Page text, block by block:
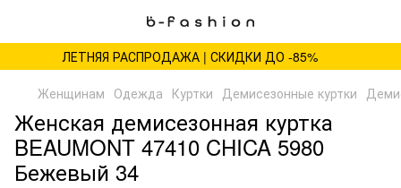
ЛЕТНЯЯ РАСПРОДАЖА | СКИДКИ ДО -85%
Женщинам Одежда Куртки Демисезонные куртки
Женская демисезонная куртка
BEAUMONT 47410 CHICA 5980
Бежевый 34